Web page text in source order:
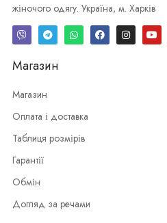
жіночого одягу. Україна, м. Харків
Магазин
Магазин
Оплата і доставка
Таблиця розмірів
Гарантії
Обмін
Догляд за речами